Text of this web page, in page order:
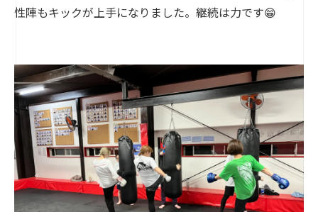
性陣もキックが上手になりました。継続は力です😁